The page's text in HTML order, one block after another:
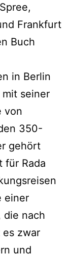
Frankfurt
Buch
in Berlin
mit seiner
von
350-
gehört
für Rada
einer
die nach
zwar
und